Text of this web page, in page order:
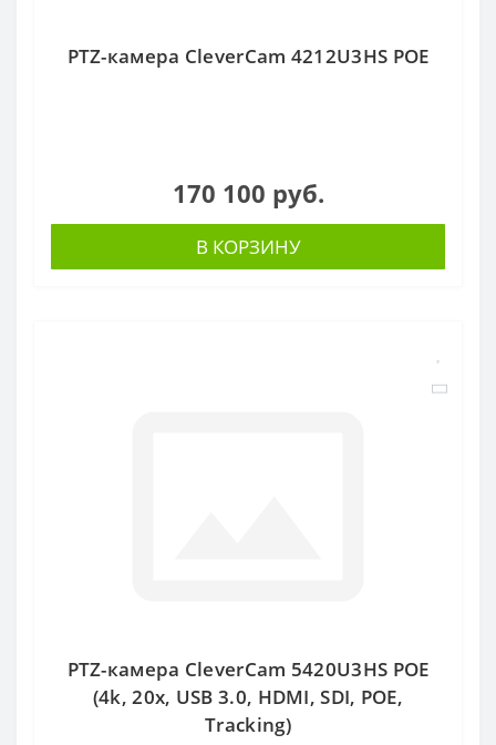
PTZ-камера CleverCam 4212U3HS POE
170 100 руб.
В КОРЗИНУ
PTZ-камера CleverCam 5420U3HS POE
(4k, 20x, USB 3.0, HDMI, SDI, POE,
Tracking)